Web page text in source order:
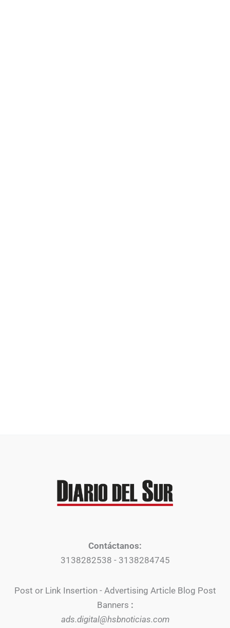
Contáctanos:
3138282538 - 3138284745
Post or Link Insertion - Advertising Article Blog Post
Banners :
ads.digital@hsbnoticias.com